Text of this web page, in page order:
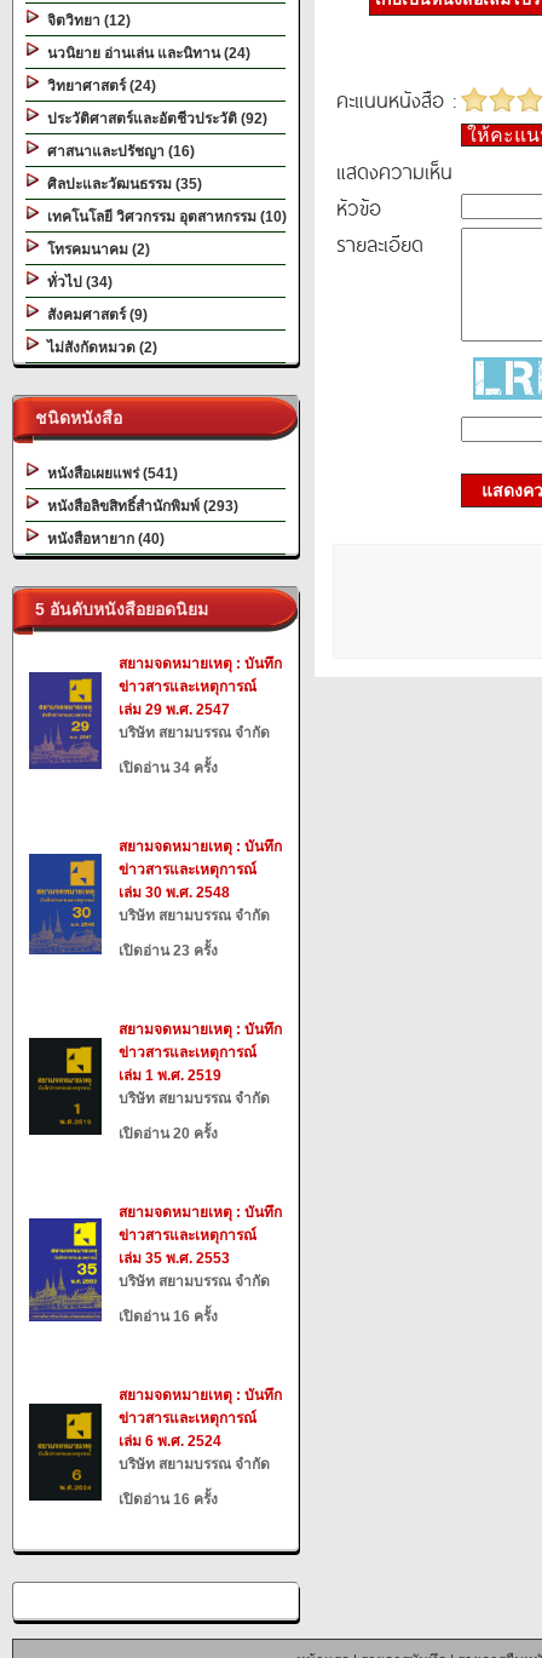
จิตวิทยา (12)
นวนิยาย อ่านเล่น และนิทาน (24)
วิทยาศาสตร์ (24)
ประวัติศาสตร์และอัตชีวประวัติ (92)
ศาสนาและปรัชญา (16)
ศิลปะและวัฒนธรรม (35)
เทคโนโลยี วิศวกรรม อุตสาหกรรม (10)
โทรคมนาคม (2)
ทั่วไป (34)
สังคมศาสตร์ (9)
ไม่สังกัดหมวด (2)
ชนิดหนังสือ
หนังสือเผยแพร่ (541)
หนังสือลิขสิทธิ์สำนักพิมพ์ (293)
หนังสือหายาก (40)
5 อันดับหนังสือยอดนิยม
สยามจดหมายเหตุ : บันทึก
ข่าวสารและเหตุการณ์
เล่ม 29 พ.ศ. 2547
บริษัท สยามบรรณ จำกัด
เปิดอ่าน 34 ครั้ง
สยามจดหมายเหตุ : บันทึก
ข่าวสารและเหตุการณ์
เล่ม 30 พ.ศ. 2548
บริษัท สยามบรรณ จำกัด
เปิดอ่าน 23 ครั้ง
สยามจดหมายเหตุ : บันทึก
ข่าวสารและเหตุการณ์
เล่ม 1 พ.ศ. 2519
บริษัท สยามบรรณ จำกัด
เปิดอ่าน 20 ครั้ง
สยามจดหมายเหตุ : บันทึก
ข่าวสารและเหตุการณ์
เล่ม 35 พ.ศ. 2553
บริษัท สยามบรรณ จำกัด
เปิดอ่าน 16 ครั้ง
สยามจดหมายเหตุ : บันทึก
ข่าวสารและเหตุการณ์
เล่ม 6 พ.ศ. 2524
บริษัท สยามบรรณ จำกัด
เปิดอ่าน 16 ครั้ง
คะแนนหนังสือ :
ให้คะแ
แสดงความเห็น
หัวข้อ
รายละเอียด
แสดงค